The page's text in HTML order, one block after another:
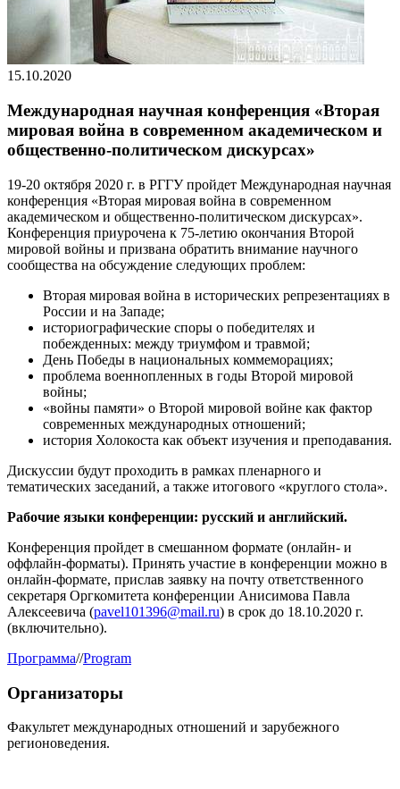
15.10.2020
Международная научная конференция «Вторая
мировая война в современном академическом и
общественно-политическом дискурсах»
19-20 октября 2020 г. в РГГУ пройдет Международная научная
конференция «Вторая мировая война в современном
академическом и общественно-политическом дискурсах».
Конференция приурочена к 75-летию окончания Второй
мировой войны и призвана обратить внимание научного
сообщества на обсуждение следующих проблем:
Вторая мировая война в исторических репрезентациях в
России и на Западе;
историографические споры о победителях и
побежденных: между триумфом и травмой;
День Победы в национальных коммеморациях;
проблема военнопленных в годы Второй мировой
войны;
«войны памяти» о Второй мировой войне как фактор
современных международных отношений;
история Холокоста как объект изучения и преподавания.
Дискуссии будут проходить в рамках пленарного и
тематических заседаний, а также итогового «круглого стола».
Рабочие языки конференции: русский и английский.
Конференция пройдет в смешанном формате (онлайн- и
оффлайн-форматы). Принять участие в конференции можно в
онлайн-формате, прислав заявку на почту ответственного
секретаря Оргкомитета конференции Анисимова Павла
Алексеевича (pavel101396@mail.ru) в срок до 18.10.2020 г.
(включительно).
Программа//Program
Организаторы
Факультет международных отношений и зарубежного
регионоведения.